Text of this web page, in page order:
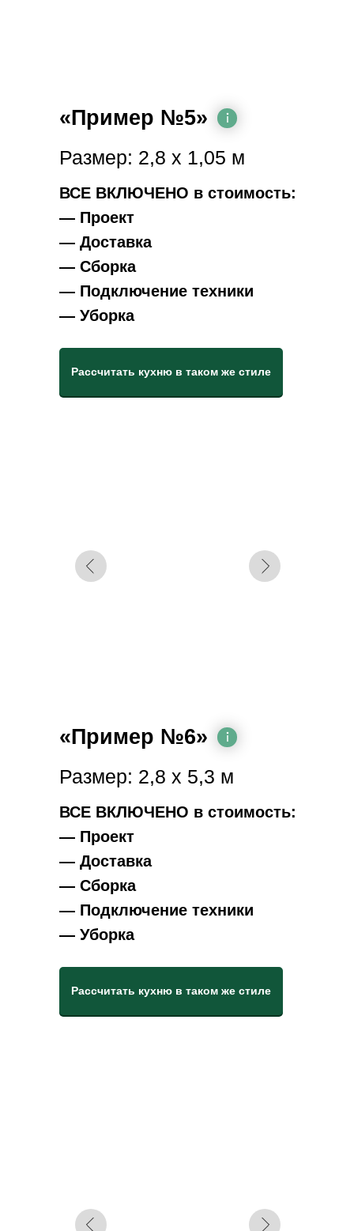
ВСЕ ВКЛЮЧЕНО в стоимость:
— Проект
— Доставка
— Сборка
— Подключение техники
— Уборка
«Пример №6»
Размер: 2,8 х 5,3 м
ВСЕ ВКЛЮЧЕНО в стоимость:
— Проект
— Доставка
— Сборка
— Подключение техники
— Уборка
«Пример №5»
Размер: 2,8 х 1,05 м
Рассчитать кухню в таком же стиле
Рассчитать кухню в таком же стиле